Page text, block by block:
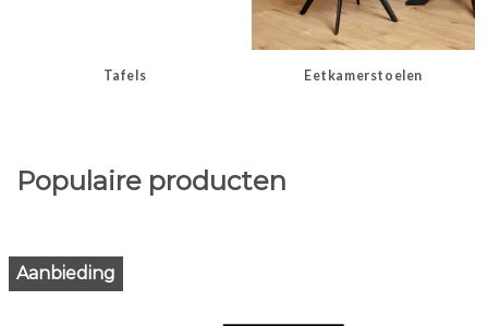
Tafels Eetkamerstoelen
Populaire producten
Aanbieding